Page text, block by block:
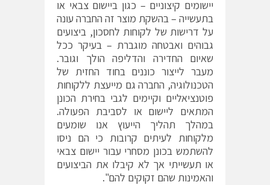
יישומים קיצוניים – כגון ביישום צבאי או
בתעשייה – בהשקת מוצר זה החברה עונה
על דרישות של לקוחות לחסכון, ביצועים
גבוהים ואבטחה מוגברת – בעיקר ככל
שאיום החדירה והדליפה הולך וגובר.
מעבר לייצור כוננים בחוד החזית של
הטכנולוגיה, החברה גם מייעצת ללקוחות
פוטנציאליים וקיימים לגבי בחירת הכונן
המתאים ליישום או לסביבת הפעולה.
במהלך תהליך הייעוץ אנו שומעים
מלקוחות לעיתים קרובות כי הם ניסו
להשתמש בכונן מסחרי עבור יישום צבאי
או תעשייתי אך לא קיבלו את הביצועים
והאמינות שהם זקוקים להם".